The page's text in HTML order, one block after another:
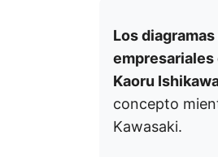
Los
empresariales
Kaoru
concepto
Kawasaki.